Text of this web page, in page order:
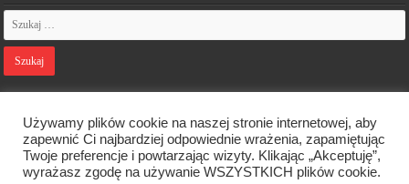
Designed by Webdawid
Używamy plików cookie na naszej stronie internetowej, aby
zapewnić Ci najbardziej odpowiednie wrażenia, zapamiętując
Twoje preferencje i powtarzając wizyty. Klikając „Akceptuję”,
wyrażasz zgodę na używanie WSZYSTKICH plików cookie.